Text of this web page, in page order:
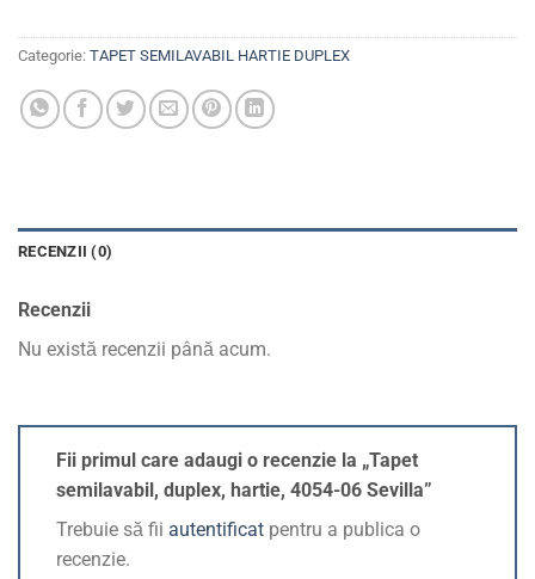
Categorie: TAPET SEMILAVABIL HARTIE DUPLEX
RECENZII (0)
Recenzii
Nu există recenzii până acum.
Fii primul care adaugi o recenzie la „Tapet
semilavabil, duplex, hartie, 4054-06 Sevilla”
Trebuie să fii autentificat pentru a publica o
recenzie.